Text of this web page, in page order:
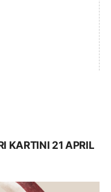
KARTINI 21 APRIL